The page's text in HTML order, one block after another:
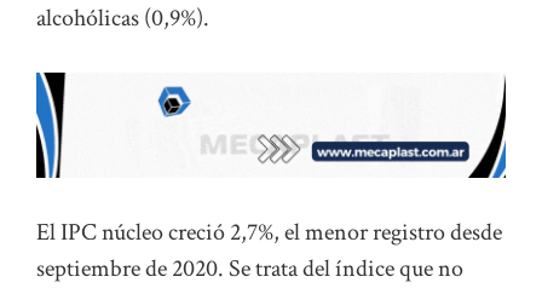
alcohólicas (0,9%).
El IPC núcleo creció 2,7%, el menor registro desde
septiembre de 2020. Se trata del índice que no